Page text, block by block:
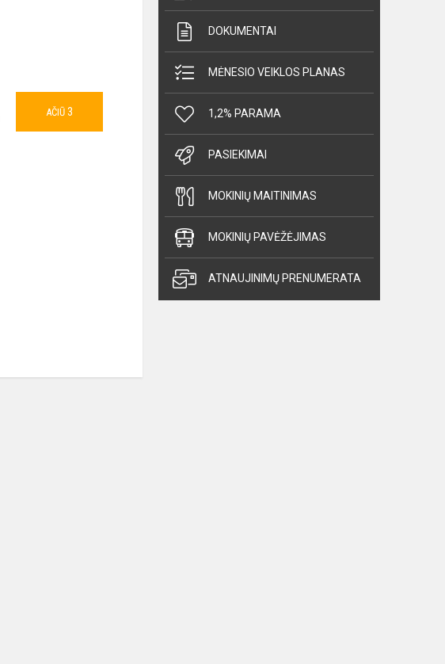
AČIŪ 3
DOKUMENTAI
MĖNESIO VEIKLOS PLANAS
1,2% PARAMA
PASIEKIMAI
MOKINIŲ MAITINIMAS
MOKINIŲ PAVĖŽĖJIMAS
ATNAUJINIMŲ PRENUMERATA